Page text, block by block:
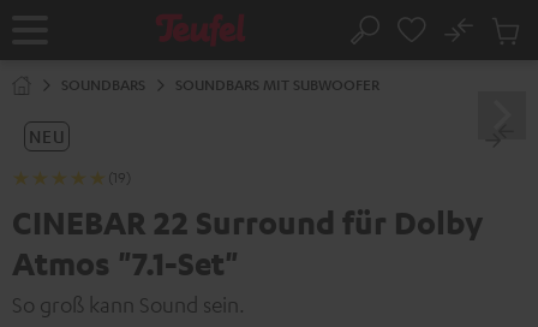
Startseite Suche
No
SOUNDBARS SOUNDBARS MIT SUBWOOFER
NEU
(19)
CINEBAR 22 Surround für Dolby
Atmos "7.1-Set"
So groß kann Sound sein.